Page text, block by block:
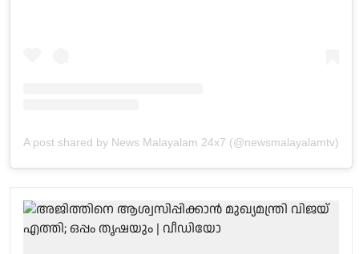
A post shared by News Malayalam 24x7 (@newsmalayalamtv)